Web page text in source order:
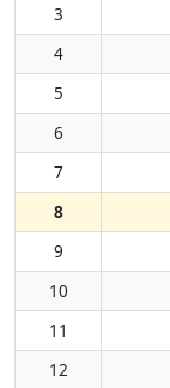
3
4
5
6
7
8
9
10
11
12